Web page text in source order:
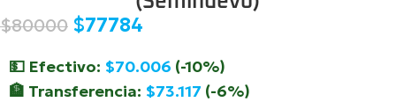
$80000 $77784
💵 Efectivo: $70.006 (-10%)
🏦 Transferencia: $73.117 (-6%)